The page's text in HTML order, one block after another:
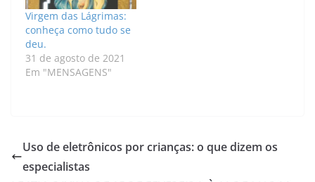
Virgem das Lágrimas:
conheça como tudo se
deu.
31 de agosto de 2021
Em "MENSAGENS"
Uso de eletrônicos por crianças: o que dizem os
especialistas